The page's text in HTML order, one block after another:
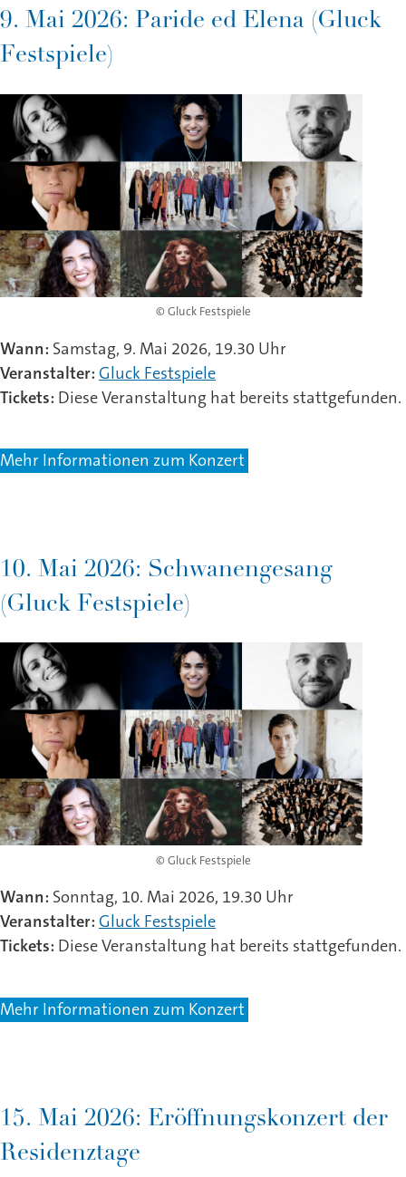
9. Mai 2026: Paride ed Elena (Gluck
Festspiele)
© Gluck Festspiele
Wann: Samstag, 9. Mai 2026, 19.30 Uhr
Veranstalter: Gluck Festspiele
Tickets: Diese Veranstaltung hat bereits stattgefunden.
Mehr Informationen zum Konzert
10. Mai 2026: Schwanengesang
(Gluck Festspiele)
© Gluck Festspiele
Wann: Sonntag, 10. Mai 2026, 19.30 Uhr
Veranstalter: Gluck Festspiele
Tickets: Diese Veranstaltung hat bereits stattgefunden.
Mehr Informationen zum Konzert
15. Mai 2026: Eröffnungskonzert der
Residenztage